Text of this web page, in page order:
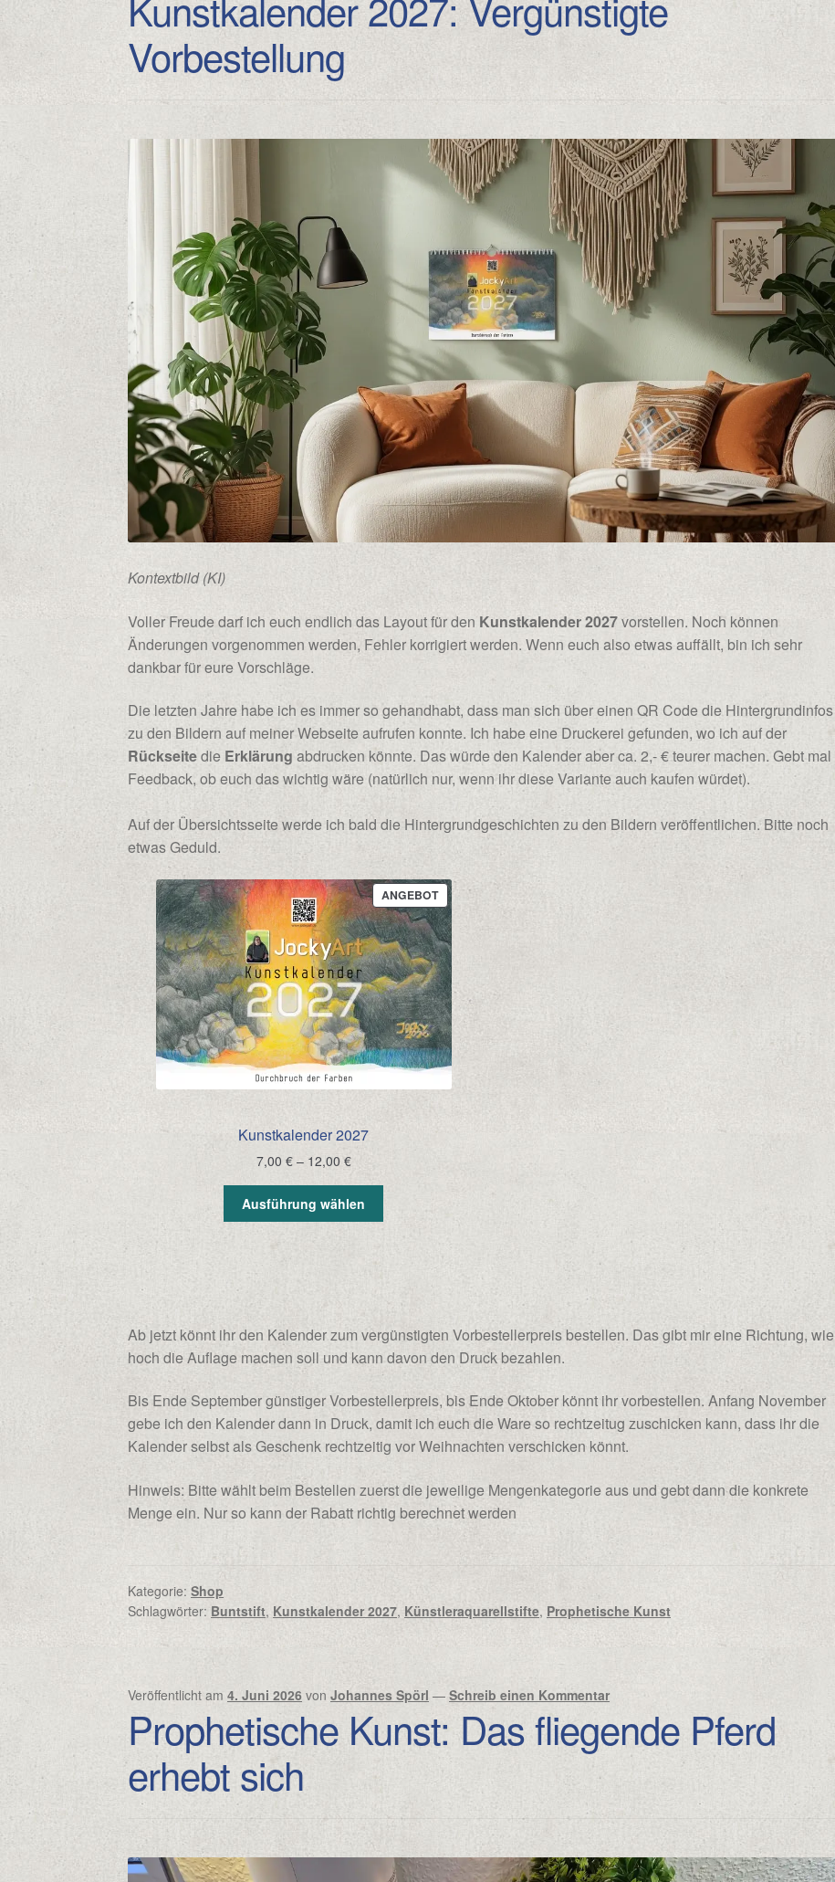
Vorbestellung
Kontextbild (KI)
Voller Freude darf ich euch endlich das Layout für den Kunstkalender 2027vorstellen. Noch können
Änderungen vorgenommen werden, Fehler korrigiert werden. Wenn euch also etwas auffällt, bin ich sehr
dankbar für eure Vorschläge.
Die letzten Jahre habe ich es immer so gehandhabt, dass man sich über einen QR Code die Hintergrundinfos
zu den Bildern auf meiner Webseite aufrufen konnte. Ich habe eine Druckerei gefunden, wo ich auf der
Rückseitedie Erklärung abdrucken könnte. Das würde den Kalender aber ca. 2,- € teurer machen. Gebt mal
Feedback, ob euch das wichtig wäre (natürlich nur, wenn ihr diese Variante auch kaufen würdet).
Auf der Übersichtsseite werde ich bald die Hintergrundgeschichten zu den Bildern veröffentlichen. Bitte noch
etwas Geduld.
ANGEBOTPRODUKT
IM
ANGEBOT
Kunstkalender 2027
7,00 € – 12,00 €Preisspanne:
bis
12,00 €
Ausführung wählen
Ab jetzt könnt ihr den Kalender zum vergünstigten Vorbestellerpreis bestellen. Das gibt mir eine Richtung, wie
hoch die Auflage machen soll und kann davon den Druck bezahlen.
Bis Ende September günstiger Vorbestellerpreis, bis Ende Oktober könnt ihr vorbestellen. Anfang November
gebe ich den Kalender dann in Druck, damit ich euch die Ware so rechtzeitug zuschicken kann, dass ihr die
Kalender selbst als Geschenk rechtzeitig vor Weihnachten verschicken könnt.
Hinweis: Bitte wählt beim Bestellen zuerst die jeweilige Mengenkategorie aus und gebt dann die konkrete
Menge ein. Nur so kann der Rabatt richtig berechnet werden
Kategorie:Shop
Schlagwörter: Buntstift, Kunstkalender 2027, Künstleraquarellstifte, Prophetische Kunst
Veröffentlicht am4. Juni 2026 vonJohannes Spörl —Schreib einen Kommentar
Prophetische Kunst: Das fliegende Pferd
erhebt sich